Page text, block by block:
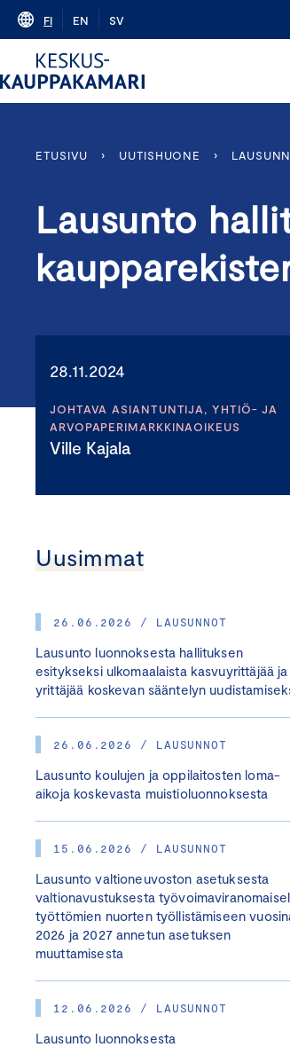
Skip
content
FI EN SV
ETUSIVU › UUTISHUONE ›
Lausunto
28.11.2024
JOHTAVA ASIANTUNTIJA, YHTIÖ- JA
ARVOPAPERIMARKKINAOIKEUS
Ville Kajala
Uusimmat
26.06.2026 / LAUSUNNOT
Lausunto luonnoksesta hallituksen
esitykseksi ulkomaalaista kasvuyrittäjää ja
yrittäjää koskevan sääntelyn
26.06.2026 / LAUSUNNOT
Lausunto koulujen ja oppilaitosten loma-
aikoja koskevasta muistioluonnoksesta
15.06.2026 / LAUSUNNOT
Lausunto valtioneuvoston asetuksesta
valtionavustuksesta
työttömien nuorten työllistämiseen
2026 ja 2027 annetun asetuksen
muuttamisesta
12.06.2026 / LAUSUNNOT
Lausunto luonnoksesta